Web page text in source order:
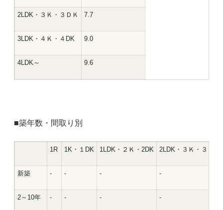
2LDK・３Ｋ・３ＤＫ 7.7
3LDK・４Ｋ・４DK 9.0
4LDK～ 9.6
■築年数・間取り別
1R 1K・１DK 1LDK・２Ｋ・2DK 2LDK・３Ｋ・３ＤＫ
新築 - - - -
2～10年 - - - -